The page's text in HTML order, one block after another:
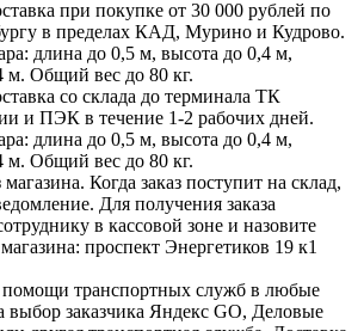
при покупке от 30 000 рублей по
в пределах КАД, Мурино и Кудрово.
длина до 0,5 м, высота до 0,4 м,
м. Общий вес до 80 кг.
со склада до терминала ТК
и ПЭК в течение 1-2 рабочих дней.
длина до 0,5 м, высота до 0,4 м,
м. Общий вес до 80 кг.
Когда заказ поступит на склад,
Для получения заказа
в кассовой зоне и назовите
проспект Энергетиков 19 к1
помощи транспортных служб в любые
заказчика Яндекс GO, Деловые